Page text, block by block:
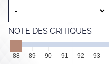
NOTE DES CRITIQUES
88 89 90 91 92 93